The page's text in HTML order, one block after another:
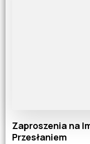
Zaproszenia na
Przesłaniem